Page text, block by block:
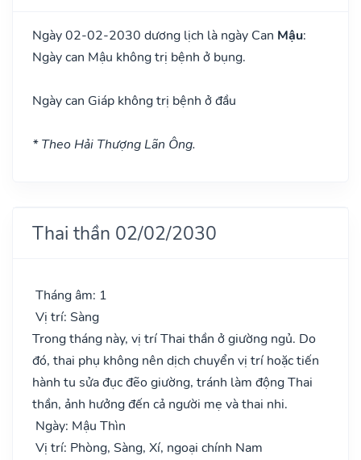
Ngày 02-02-2030 dương lịch là ngày Can Mậu:
Ngày can Mậu không trị bệnh ở bụng.
Ngày can Giáp không trị bệnh ở đầu
* Theo Hải Thượng Lãn Ông.
Thai thần 02/02/2030
Tháng âm: 1
Vị trí: Sàng
Trong tháng này, vị trí Thai thần ở giường ngủ. Do
đó, thai phụ không nên dịch chuyển vị trí hoặc tiến
hành tu sửa đục đẽo giường, tránh làm động Thai
thần, ảnh hưởng đến cả người mẹ và thai nhi.
Ngày: Mậu Thìn
Vị trí: Phòng, Sàng, Xí, ngoại chính Nam